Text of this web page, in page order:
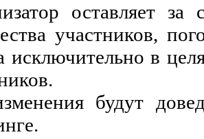
оставляет
участников,
исключительно в
будут